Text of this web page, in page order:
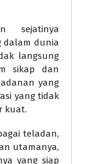
sejatinya
dalam dunia
langsung
sikap dan
yang
yang tidak
kuat.
teladan,
utamanya,
yang siap